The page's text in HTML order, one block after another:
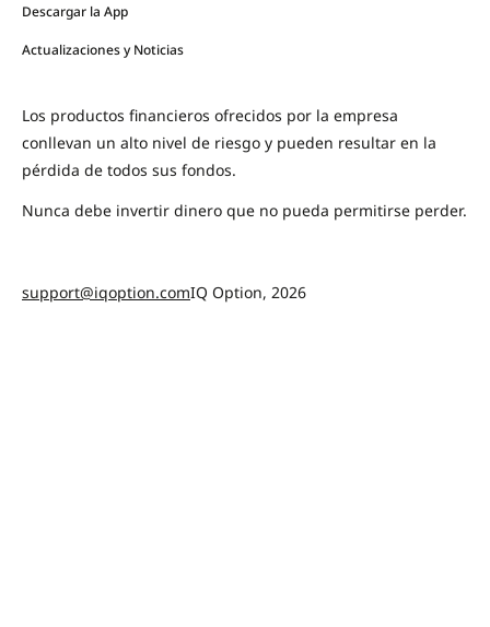
Descargar la App
Actualizaciones y Noticias
Los productos financieros ofrecidos por la empresa
conllevan un alto nivel de riesgo y pueden resultar en la
pérdida de todos sus fondos.
Nunca debe invertir dinero que no pueda permitirse perder.
support@iqoption.comIQ Option, 2026